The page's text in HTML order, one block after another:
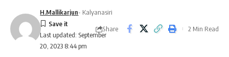
Last updated: September
20, 2023 8:44 pm
H.Mallikarjun- Kalyanasiri
Share 2 Min Read